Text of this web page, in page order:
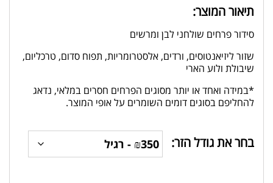
תיאור המוצר:
סידור פרחים שולחני לבן ומרשים
שזור ליזיאנטוסים, ורדים, אלסטרומריות, תפוח סדום, טרכליום,
שיבולת ולוע הארי
*במידה ואחד או יותר מסוגים הפרחים חסרים במלאי, נדאג
להחליפם בסוגים דומים השומרים על אופי המוצר.
בחר את גודל הזר: